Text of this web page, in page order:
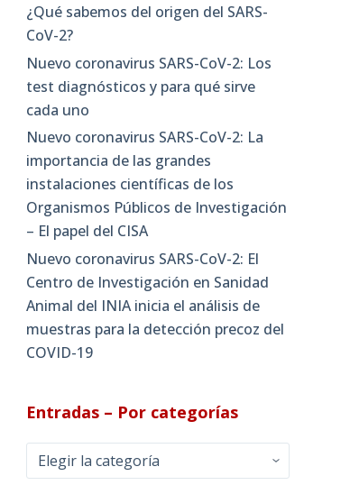
¿Qué sabemos del origen del SARS-
CoV-2?
Nuevo coronavirus SARS-CoV-2: Los
test diagnósticos y para qué sirve
cada uno
Nuevo coronavirus SARS-CoV-2: La
importancia de las grandes
instalaciones científicas de los
Organismos Públicos de Investigación
– El papel del CISA
Nuevo coronavirus SARS-CoV-2: El
Centro de Investigación en Sanidad
Animal del INIA inicia el análisis de
muestras para la detección precoz del
COVID-19
Entradas – Por categorías
Entradas
–